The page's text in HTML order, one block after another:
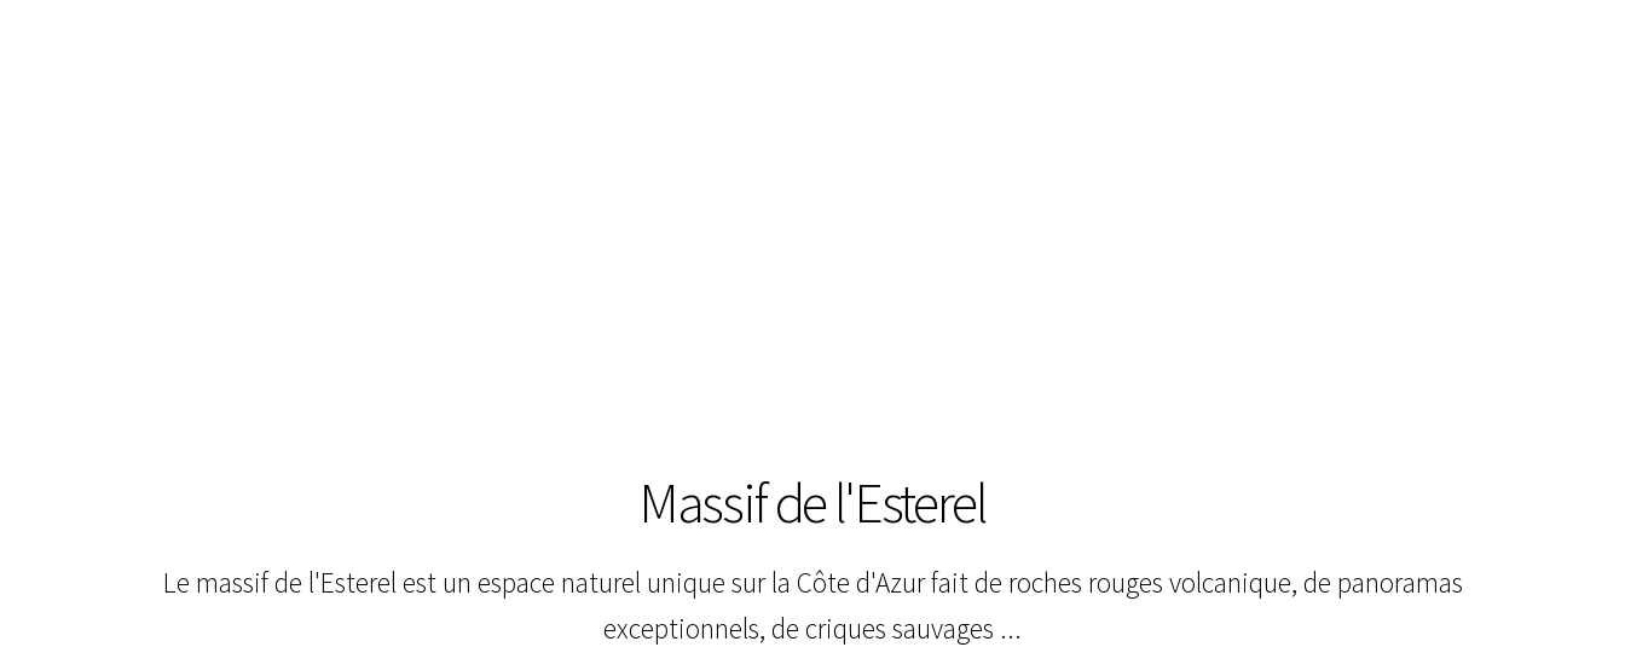
Massif de l'Esterel
Le massif de l'Esterel est un espace naturel unique sur la Côte d'Azur fait de roches rouges volcanique, de panoramas
exceptionnels, de criques sauvages ...